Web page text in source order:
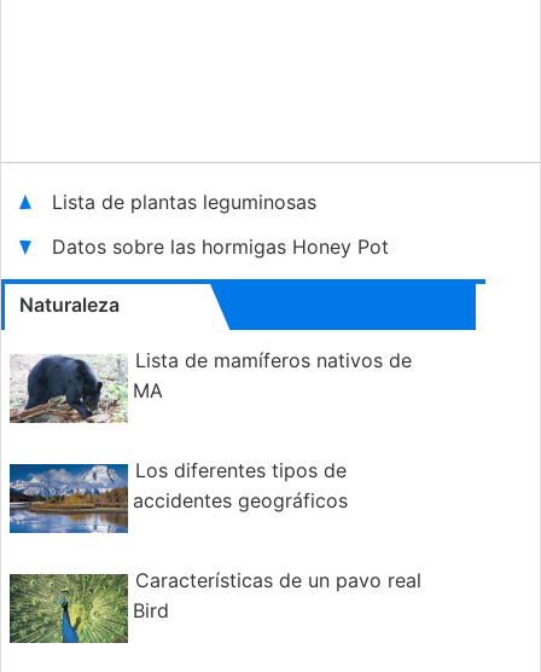
Lista de plantas leguminosas
Datos sobre las hormigas Honey Pot
Naturaleza
Lista de mamíferos nativos de
MA
Los diferentes tipos de
accidentes geográficos
Características de un pavo real
Bird